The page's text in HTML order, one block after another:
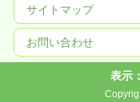
サイトマップ
お問い合わせ
表示